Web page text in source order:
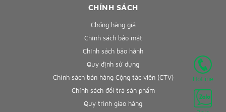
Hotline
CHÍNH SÁCH
Chống hàng giả
Chính sách bảo mật
Chính sách bảo hành
Quy định sử dụng
Chính sách bán hàng Cộng tác viên (CTV)
Chính sách đổi trả sản phẩm
Quy trình giao hàng